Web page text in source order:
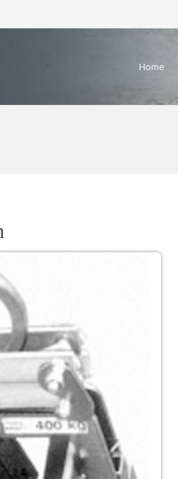
Home